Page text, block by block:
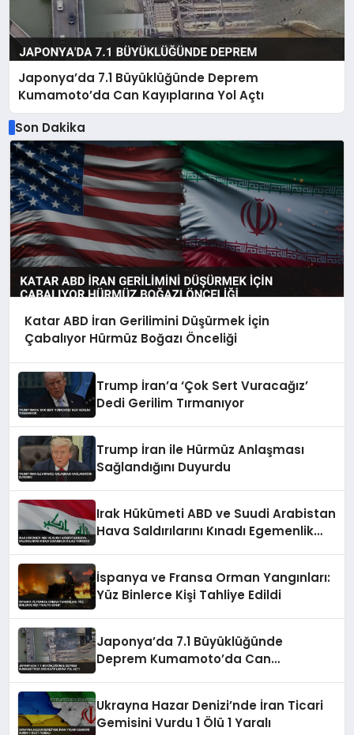
Japonya’da 7.1 Büyüklüğünde Deprem
Kumamoto’da Can Kayıplarına Yol Açtı
Son Dakika
Katar ABD İran Gerilimini Düşürmek İçin
Çabalıyor Hürmüz Boğazı Önceliği
Trump İran’a ‘Çok Sert Vuracağız’
Dedi Gerilim Tırmanıyor
Trump İran ile Hürmüz Anlaşması
Sağlandığını Duyurdu
Irak Hükümeti ABD ve Suudi Arabistan
Hava Saldırılarını Kınadı Egemenlik
İspanya ve Fransa Orman Yangınları:
Yüz Binlerce Kişi Tahliye Edildi
Japonya’da 7.1 Büyüklüğünde
Deprem Kumamoto’da Can
Ukrayna Hazar Denizi’nde İran Ticari
Gemisini Vurdu 1 Ölü 1 Yaralı